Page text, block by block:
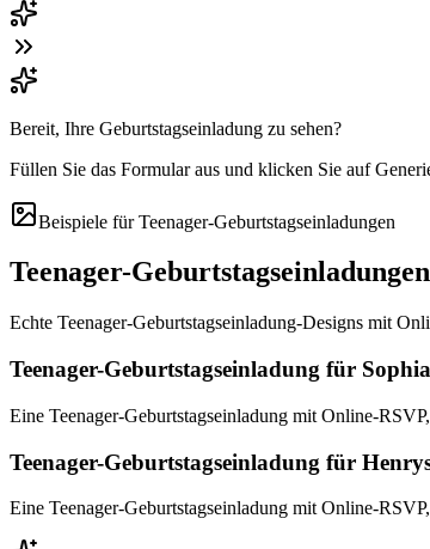
Bereit, Ihre Geburtstagseinladung zu sehen?
Füllen Sie das Formular aus und klicken Sie auf
Beispiele für Teenager-Geburtstagseinladungen
Teenager-
Echte Teenager-Geburtstagseinladung-Designs mit
Teenager-Geburtstagseinladung für
Eine Teenager-Geburtstagseinladung mit Online-
Teenager-Geburtstagseinladung für
Eine Teenager-Geburtstagseinladung mit Online-